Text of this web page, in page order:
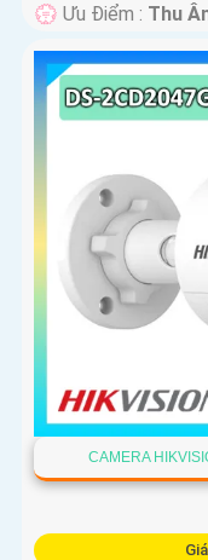
️💮 Ưu Điểm : Thu
CAMERA